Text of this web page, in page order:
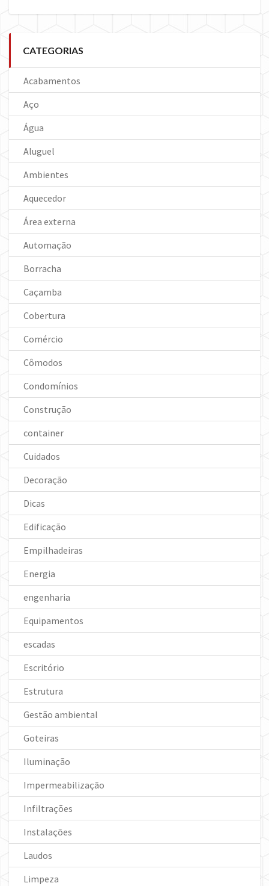
CATEGORIAS
Acabamentos
Aço
Água
Aluguel
Ambientes
Aquecedor
Área externa
Automação
Borracha
Caçamba
Cobertura
Comércio
Cômodos
Condomínios
Construção
container
Cuidados
Decoração
Dicas
Edificação
Empilhadeiras
Energia
engenharia
Equipamentos
escadas
Escritório
Estrutura
Gestão ambiental
Goteiras
Iluminação
Impermeabilização
Infiltrações
Instalações
Laudos
Limpeza